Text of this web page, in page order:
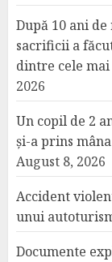
După 10 ani
sacrificii a
dintre cele
2026
Un copil de 2
și-a prins
August 8, 2026
Accident
unui
Documente